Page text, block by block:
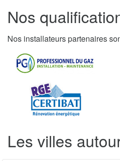
Nos
Nos installateurs partenaires
Les villes